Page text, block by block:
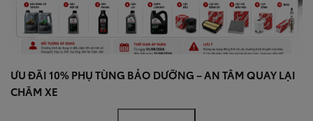
ƯU ĐÃI 10% PHỤ TÙNG BẢO DƯỠNG – AN TÂM QUAY LẠI
CHĂM XE